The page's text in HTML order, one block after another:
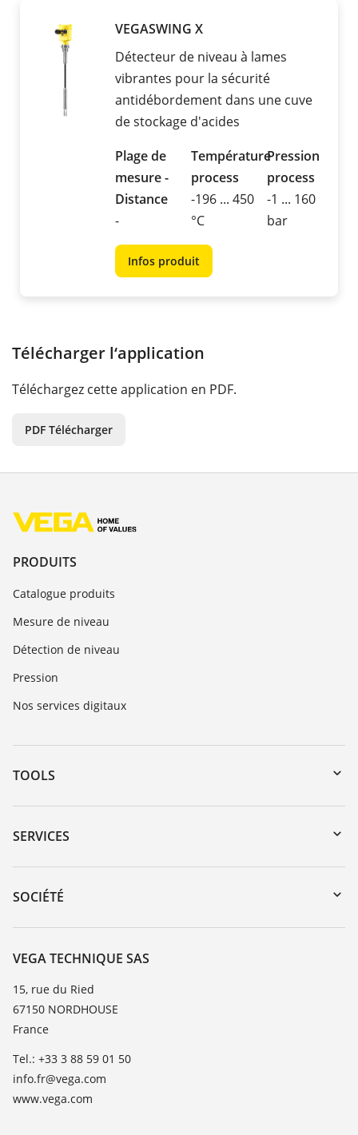
VEGASWING X
Détecteur de niveau à lames
vibrantes pour la sécurité
antidébordement dans une cuve
de stockage d'acides
Plage de
mesure -
Distance
-
Température
process
-196 ... 450
°C
Pression
process
-1 ... 160
bar
Infos produit
Télécharger l‘application
Téléchargez cette application en PDF.
PDF Télécharger
PRODUITS
Catalogue produits
Mesure de niveau
Détection de niveau
Pression
Nos services digitaux
TOOLS
Téléchargements
Recherche par numéro de série
DTM Collection/PACTware
SERVICES
Retour d'appareil
Formations
TeamViewer
SOCIÉTÉ
Carrière
À propos de VEGA
Contact
News
Presse
Blog
VEGA TECHNIQUE SAS
15, rue du Ried
67150 NORDHOUSE
France
Tel.: +33 3 88 59 01 50
info.fr@vega.com
www.vega.com